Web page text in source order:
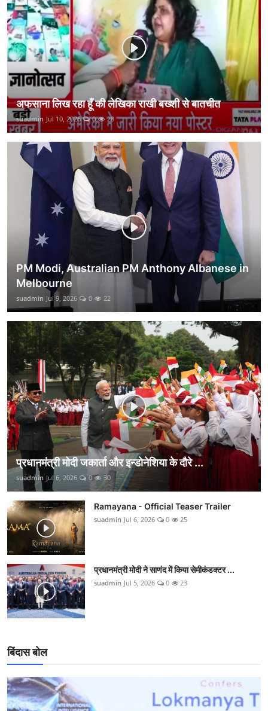
कानून
राजनीति
वीडियो
अफसाना लिख रहा हूँ की लेखिका राखी बख्शी से बातचीत
suadmin Jul 10, 2026 0 28
PM Modi, Australian PM Anthony Albanese in
Melbourne
suadmin Jul 9, 2026 0 22
प्रधानमंत्री मोदी जकार्ता और इन्डोनेशिया के दौरे ...
suadmin Jul 6, 2026 0 30
Ramayana - Official Teaser Trailer
suadmin Jul 6, 2026 0 25
प्रधानमंत्री मोदी ने साणंद में किया सेमीकंडक्टर ...
suadmin Jul 5, 2026 0 23
बिंदास बोल